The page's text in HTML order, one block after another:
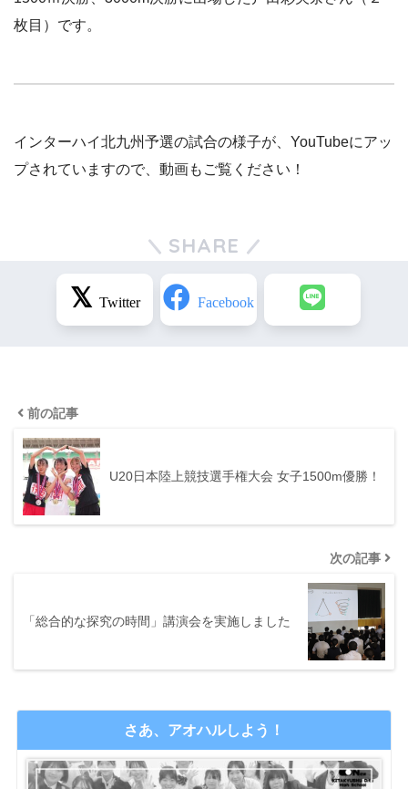
枚目）です。
インターハイ北九州予選の試合の様子が、YouTubeにアッ
プされていますので、動画もご覧ください！
SHARE
前の記事
U20日本陸上競技選手権大会 女子1500m優勝！
次の記事
「総合的な探究の時間」講演会を実施しました
さあ、アオハルしよう！